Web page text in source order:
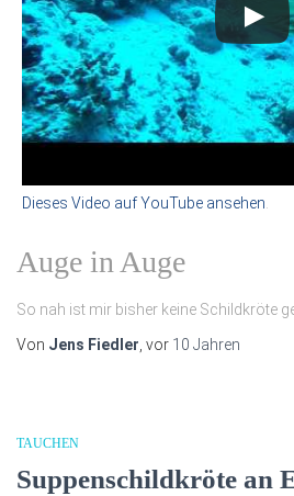
Dieses Video auf YouTube ansehen.
Auge in Auge
So nah ist mir bisher keine Schildkröte
Von Jens Fiedler, vor 10 Jahren
TAUCHEN
Suppenschildkröte an